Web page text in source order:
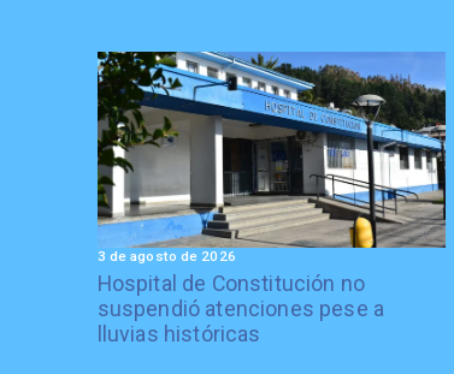
Hospital de Constitución no
suspendió atenciones pese a
lluvias históricas
3 de agosto de 2026